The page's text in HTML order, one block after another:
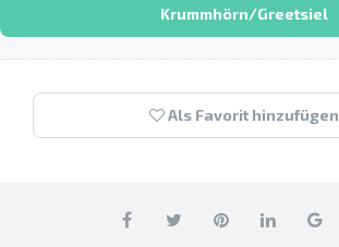
Krummhörn/Greetsiel
Als Favorit hinzufügen